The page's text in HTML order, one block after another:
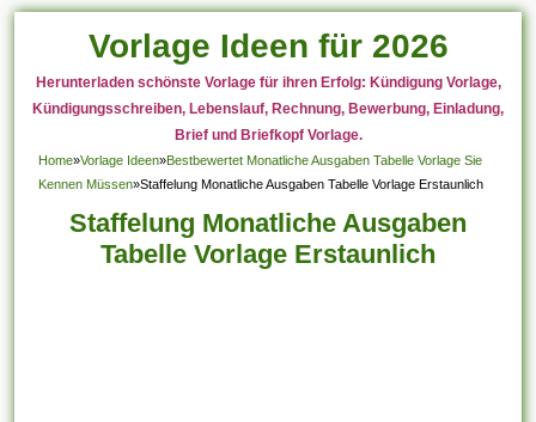
Vorlage Ideen für 2026
Herunterladen schönste Vorlage für ihren Erfolg: Kündigung Vorlage,
Kündigungsschreiben, Lebenslauf, Rechnung, Bewerbung, Einladung,
Brief und Briefkopf Vorlage.
Home»Vorlage Ideen»Bestbewertet Monatliche Ausgaben Tabelle Vorlage Sie
Kennen Müssen»Staffelung Monatliche Ausgaben Tabelle Vorlage Erstaunlich
Staffelung Monatliche Ausgaben
Tabelle Vorlage Erstaunlich